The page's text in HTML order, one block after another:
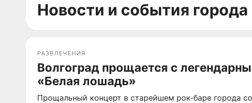
Новости и события города
РАЗВЛЕЧЕНИЯ
Волгоград прощается с
«Белая лошадь»
Прощальный концерт в старейшем рок-баре города